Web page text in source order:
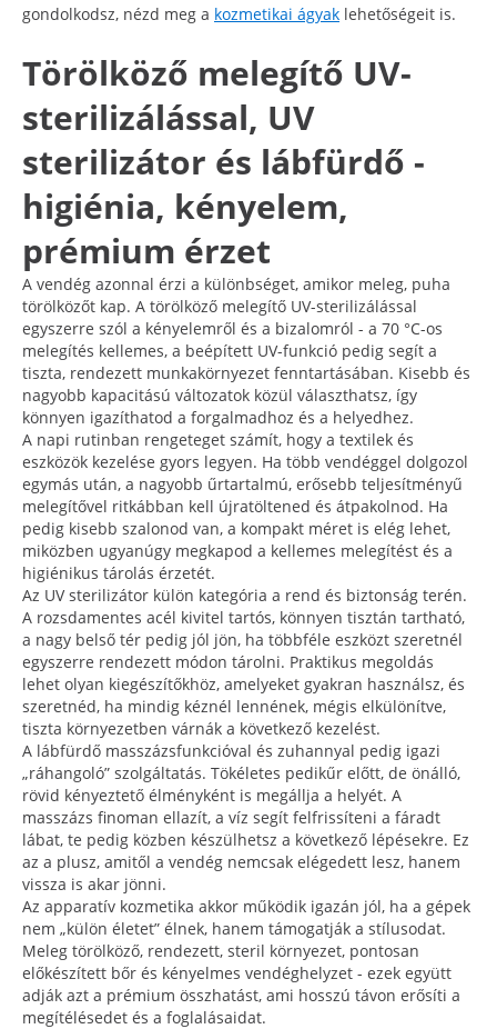
gondolkodsz, nézd meg a kozmetikai ágyak lehetőségeit is.
Törölköző melegítő UV-
sterilizálással, UV
sterilizátor és lábfürdő -
higiénia, kényelem,
prémium érzet
A vendég azonnal érzi a különbséget, amikor meleg, puha
törölközőt kap. A törölköző melegítő UV-sterilizálással
egyszerre szól a kényelemről és a bizalomról - a 70 °C-os
melegítés kellemes, a beépített UV-funkció pedig segít a
tiszta, rendezett munkakörnyezet fenntartásában. Kisebb és
nagyobb kapacitású változatok közül választhatsz, így
könnyen igazíthatod a forgalmadhoz és a helyedhez.
A napi rutinban rengeteget számít, hogy a textilek és
eszközök kezelése gyors legyen. Ha több vendéggel dolgozol
egymás után, a nagyobb űrtartalmú, erősebb teljesítményű
melegítővel ritkábban kell újratöltened és átpakolnod. Ha
pedig kisebb szalonod van, a kompakt méret is elég lehet,
miközben ugyanúgy megkapod a kellemes melegítést és a
higiénikus tárolás érzetét.
Az UV sterilizátor külön kategória a rend és biztonság terén.
A rozsdamentes acél kivitel tartós, könnyen tisztán tartható,
a nagy belső tér pedig jól jön, ha többféle eszközt szeretnél
egyszerre rendezett módon tárolni. Praktikus megoldás
lehet olyan kiegészítőkhöz, amelyeket gyakran használsz, és
szeretnéd, ha mindig kéznél lennének, mégis elkülönítve,
tiszta környezetben várnák a következő kezelést.
A lábfürdő masszázsfunkcióval és zuhannyal pedig igazi
„ráhangoló” szolgáltatás. Tökéletes pedikűr előtt, de önálló,
rövid kényeztető élményként is megállja a helyét. A
masszázs finoman ellazít, a víz segít felfrissíteni a fáradt
lábat, te pedig közben készülhetsz a következő lépésekre. Ez
az a plusz, amitől a vendég nemcsak elégedett lesz, hanem
vissza is akar jönni.
Az apparatív kozmetika akkor működik igazán jól, ha a gépek
nem „külön életet” élnek, hanem támogatják a stílusodat.
Meleg törölköző, rendezett, steril környezet, pontosan
előkészített bőr és kényelmes vendéghelyzet - ezek együtt
adják azt a prémium összhatást, ami hosszú távon erősíti a
megítélésedet és a foglalásaidat.